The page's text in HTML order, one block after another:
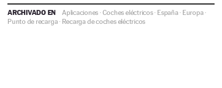
ARCHIVADO EN Aplicaciones ·Coches eléctricos· España· Europa·
Punto de recarga· Recarga de coches eléctricos